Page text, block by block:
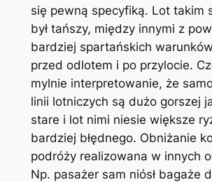
się pewną specyfiką. Lot takim
był tańszy, między innymi z
bardziej spartańskich
przed odlotem i po przylocie.
mylnie interpretowanie, że
linii lotniczych są dużo gorszej
stare i lot nimi niesie większe
bardziej błędnego. Obniżanie
podróży realizowana w innych
Np. pasażer sam niósł bagaże